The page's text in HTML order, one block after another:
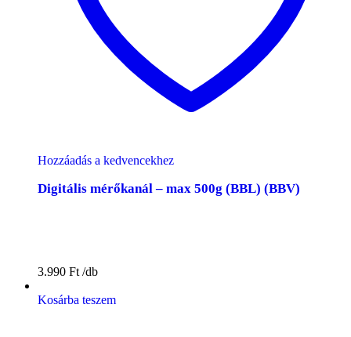
Hozzáadás a kedvencekhez
Digitális mérőkanál – max 500g (BBL) (BBV)
3.990 Ft
Kosárba teszem